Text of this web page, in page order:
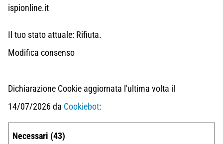
ispionline.it
Il tuo stato attuale: Rifiuta.
Modifica consenso
Dichiarazione Cookie aggiornata l'ultima volta il
14/07/2026 da Cookiebot:
Necessari (43)